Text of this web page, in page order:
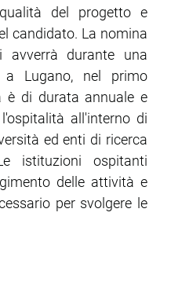
del progetto e
candidato. La nomina
avverrà durante una
Lugano, nel primo
è di durata annuale e
all'interno di
ed enti di ricerca
istituzioni ospitanti
delle attività e
per svolgere le